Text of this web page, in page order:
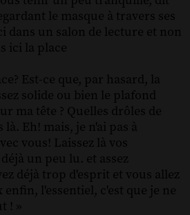
le masque à travers ses
dans un salon de lecture et non
ici la place
Est-ce que, par hasard, la
solide ou bien le plafond
ma tête ? Quelles drôles de
Eh! mais, je n'ai pas à
vous! Laissez là vos
un peu lu. et assez
déjà trop d'esprit et vous allez
l'essentiel, c'est que je ne
! »